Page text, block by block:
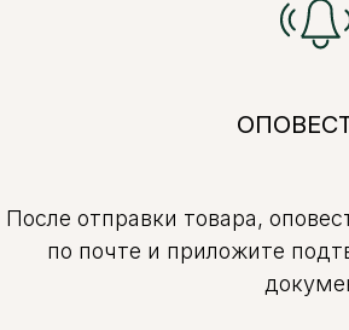
После отправки товара,
по почте и приложите